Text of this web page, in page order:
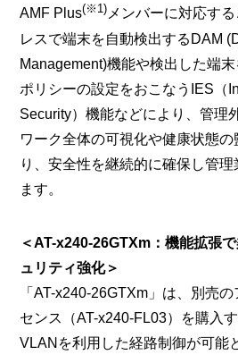
AMF Plus(※1)メンバーに対応す
レスで端末を自動検出するDAM
Management)機能や検出した端
ポリシーの設定をおこなうIES（
Security）機能などにより、管理
ワーク全体の可視化や健康状態
り、安全性を継続的に確保し管
ます。
＜AT-x240-26GTXm：機能拡張
ュリティ強化＞
「AT-x240-26GTXm」は、別売
センス（AT-x240-FL03）を購入
VLANを利用した経路制御が可能